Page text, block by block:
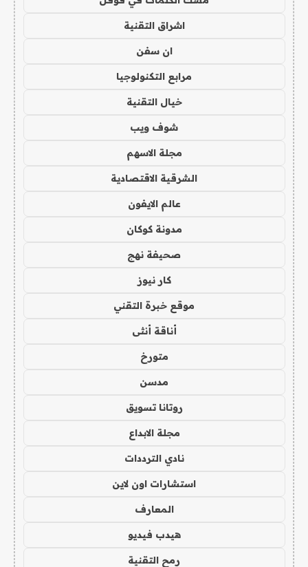
اشراق التقنية
ان سفن
مرابع التكنولوجيا
خيال التقنية
شوف ويب
مجلة الاسهم
الشرقية الاقتصادية
عالم الايفون
مدونة كوكان
صحيفة نهج
كار نيوز
موقع خبرة التقني
أناقة أنثى
متورخ
مدسن
روتانا تسويق
مجلة الابداع
نادي الترددات
استشارات اون لاين
المعارف
هيدب فيديو
رمح التقنية